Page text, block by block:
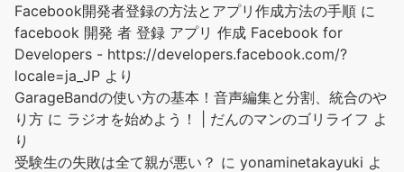
Facebook開発者登録の方法とアプリ作成方法の手順 に
facebook 開発 者 登録 アプリ 作成 Facebook for
Developers - https://developers.facebook.com/?
locale=ja_JP より
GarageBandの使い方の基本！音声編集と分割、統合のや
り方 に ラジオを始めよう！ | だんのマンのゴリライフ よ
り
受験生の失敗は全て親が悪い？ に yonaminetakayuki よ